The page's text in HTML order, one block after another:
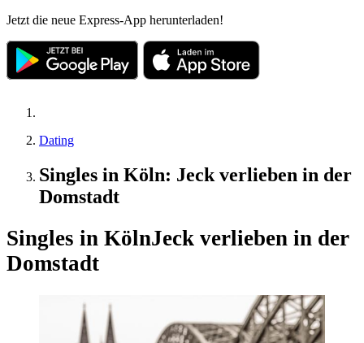
Jetzt die neue Express-App herunterladen!
Dating
Singles in Köln: Jeck verlieben in der
Domstadt
Singles in KölnJeck verlieben in der
Domstadt